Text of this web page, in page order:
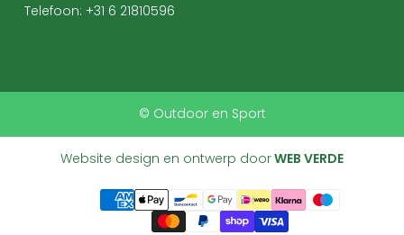
Telefoon: +31 6 21810596
© Outdoor en Sport
Website design en ontwerp doorWEB VERDE